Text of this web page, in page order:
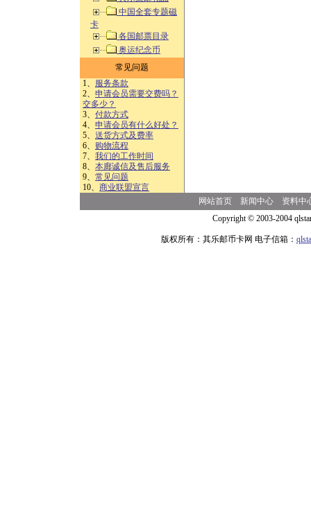
中国全套专题磁
卡
各国邮票目录
奥运纪念币
常见问题
1、 服务条款
2、 申请会员需要交费吗？
交多少？
3、 付款方式
4、 申请会员有什么好处？
5、 送货方式及费率
6、 购物流程
7、 我们的工作时间
8、 本廊诚信及售后服务
9、 常见问题
10、 商业联盟宣言
网站首页 新闻中心
资料中
Copyright © 2003-2004
版权所有：其乐邮币卡网 电子信箱：